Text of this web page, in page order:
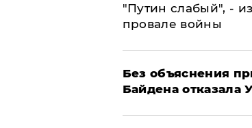
​"Путин слабый", -
провале войны
Без объяснения
Байдена отказала